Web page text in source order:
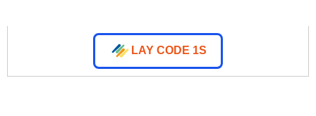
LAY CODE 1S